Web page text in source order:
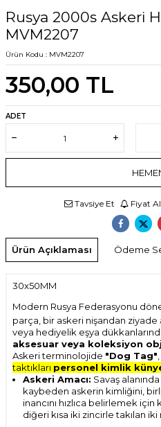
Rusya 2000s Askeri
MVM2207
Ürün Kodu : MVM2207
350,00 TL
ADET
Tavsiye Et Fiyat
Ürün Açıklaması Ödeme
30x50MM
Modern Rusya Federasyonu
parça, bir askeri nişandan
veya hediyelik eşya
aksesuar veya koleksiyon
Askeri terminolojide "Dog Tag",
taktıkları personel kimlik
Askeri Amacı: Savaş
kaybeden askerin kimliğini,
inancını hızlıca belirlemek için
diğeri kısa iki zincirle takılan